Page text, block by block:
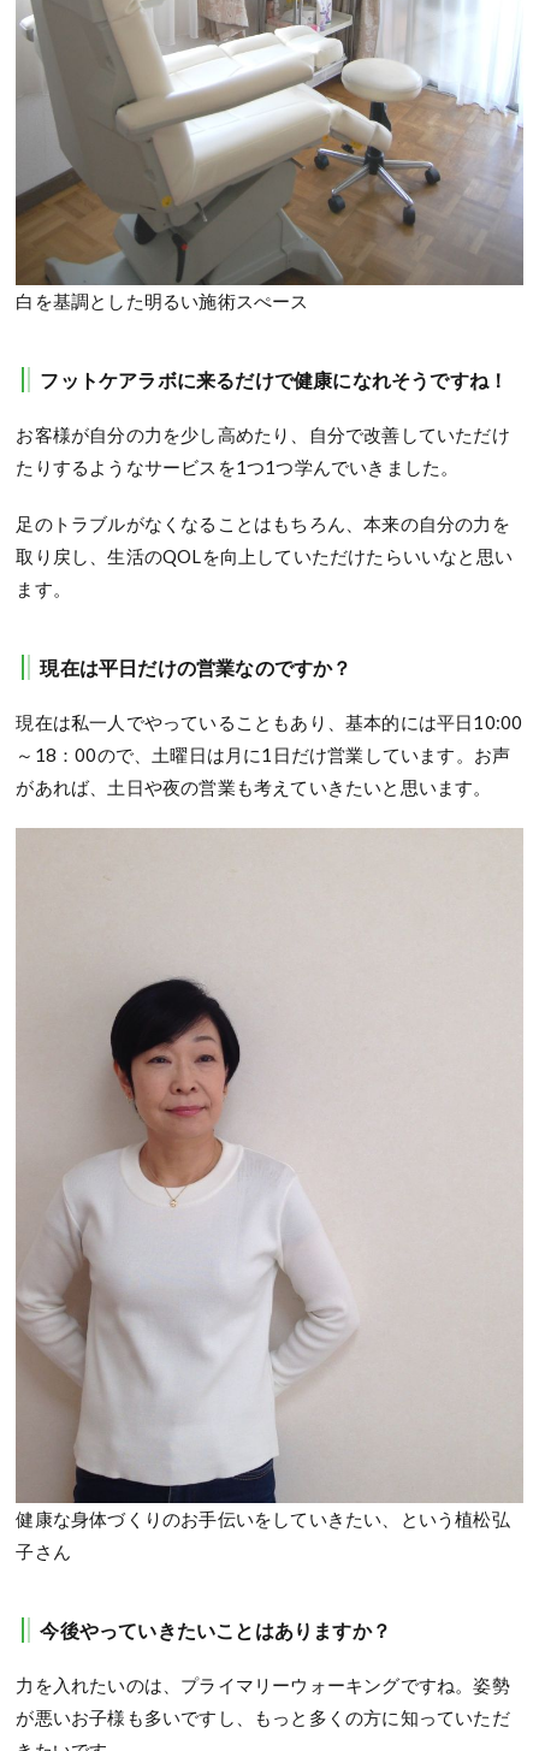
白を基調とした明るい施術スぺース
フットケアラボに来るだけで健康になれそうですね！
お客様が自分の力を少し高めたり、自分で改善していただけ
たりするようなサービスを1つ1つ学んでいきました。
足のトラブルがなくなることはもちろん、本来の自分の力を
取り戻し、生活のQOLを向上していただけたらいいなと思い
ます。
現在は平日だけの営業なのですか？
現在は私一人でやっていることもあり、基本的には平日10:00
～18：00ので、土曜日は月に1日だけ営業しています。お声
があれば、土日や夜の営業も考えていきたいと思います。
健康な身体づくりのお手伝いをしていきたい、という植松弘
子さん
今後やっていきたいことはありますか？
力を入れたいのは、プライマリーウォーキングですね。姿勢
が悪いお子様も多いですし、もっと多くの方に知っていただ